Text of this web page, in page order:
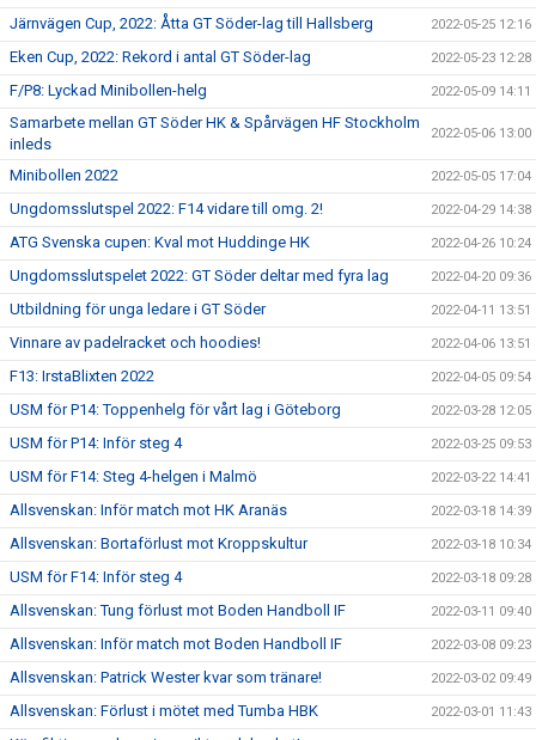
Järnvägen Cup, 2022: Åtta GT Söder-lag till Hallsberg 2022-05-25 12:16
Eken Cup, 2022: Rekord i antal GT Söder-lag 2022-05-23 12:28
F/P8: Lyckad Minibollen-helg 2022-05-09 14:11
Samarbete mellan GT Söder HK & Spårvägen HF Stockholm
inleds
2022-05-06 13:00
Minibollen 2022 2022-05-05 17:04
Ungdomsslutspel 2022: F14 vidare till omg. 2! 2022-04-29 14:38
ATG Svenska cupen: Kval mot Huddinge HK 2022-04-26 10:24
Ungdomsslutspelet 2022: GT Söder deltar med fyra lag 2022-04-20 09:36
Utbildning för unga ledare i GT Söder 2022-04-11 13:51
Vinnare av padelracket och hoodies! 2022-04-06 13:51
F13: IrstaBlixten 2022 2022-04-05 09:54
USM för P14: Toppenhelg för vårt lag i Göteborg 2022-03-28 12:05
USM för P14: Inför steg 4 2022-03-25 09:53
USM för F14: Steg 4-helgen i Malmö 2022-03-22 14:41
Allsvenskan: Inför match mot HK Aranäs 2022-03-18 14:39
Allsvenskan: Bortaförlust mot Kroppskultur 2022-03-18 10:34
USM för F14: Inför steg 4 2022-03-18 09:28
Allsvenskan: Tung förlust mot Boden Handboll IF 2022-03-11 09:40
Allsvenskan: Inför match mot Boden Handboll IF 2022-03-08 09:23
Allsvenskan: Patrick Wester kvar som tränare! 2022-03-02 09:49
Allsvenskan: Förlust i mötet med Tumba HBK 2022-03-01 11:43